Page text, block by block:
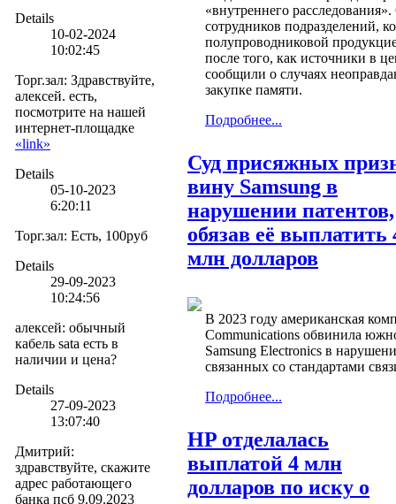
Details
10-02-2024
10:02:45
Торг.зал: Здравствуйте,
алексей. есть,
посмотрите на нашей
интернет-площадке
«link»
Details
05-10-2023
6:20:11
Торг.зал: Есть, 100руб
Details
29-09-2023
10:24:56
алексей: обычный
кабель sata есть в
наличии и цена?
Details
27-09-2023
13:07:40
Дмитрий:
здравствуйте, скажите
адрес работающего
банка псб 9.09.2023
«внутреннего
сотрудников подразделений,
полупроводниковой
после того, как источники в
сообщили о случаях
закупке памяти.
Подробнее...
Суд присяжных
вину Samsung в
нарушении патентов,
обязав её выплатить
млн долларов
В 2023 году американская
Communications обвинила
Samsung Electronics в
связанных со стандартами
Подробнее...
HP отделалась
выплатой 4 млн
долларов по иску о